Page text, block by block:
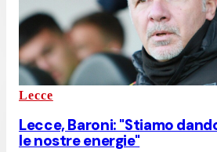
Lecce
Lecce, Baroni: "Stiamo
le nostre energie"